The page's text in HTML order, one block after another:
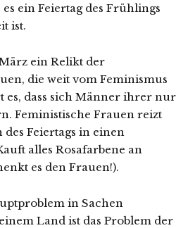
ein Feiertag des Frühlings
ist.
ein Relikt der
die weit vom Feminismus
es, dass sich Männer ihrer nur
Feministische Frauen reizt
Feiertags in einen
alles Rosafarbene an
es den Frauen!).
in Sachen
Land ist das Problem der